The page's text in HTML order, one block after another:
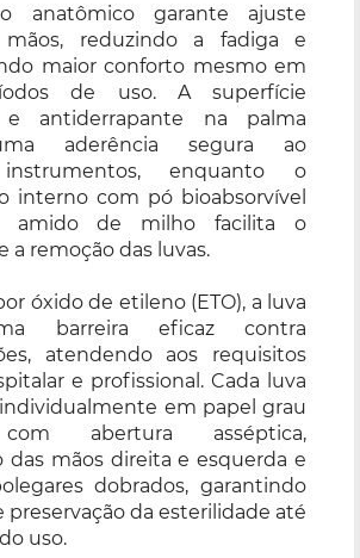
anatômico garante ajuste
reduzindo a fadiga e
maior conforto mesmo em
de uso. A superfície
e antiderrapante na palma
aderência segura ao
enquanto o
interno com pó bioabsorvível
amido de milho facilita o
a remoção das luvas.
óxido de etileno (ETO), a luva
barreira eficaz contra
atendendo aos requisitos
e profissional. Cada luva
em papel grau
abertura asséptica,
das mãos direita e esquerda e
dobrados, garantindo
preservação da esterilidade até
uso.